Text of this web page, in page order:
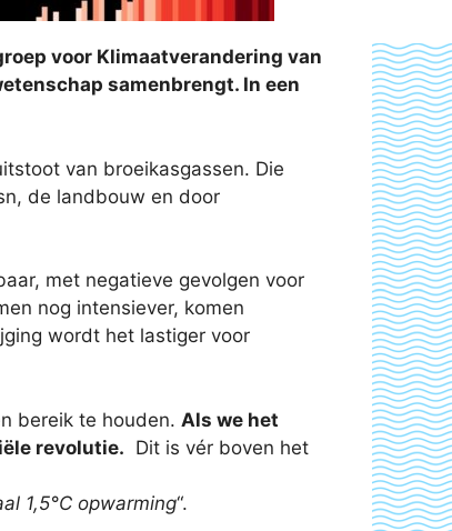
voor Klimaatverandering van
samenbrengt. In een
van broeikasgassen. Die
de landbouw en door
met negatieve gevolgen voor
nog intensiever, komen
wordt het lastiger voor
bereik te houden. Als we het
revolutie. Dit is vér boven het
1,5°C opwarming“.